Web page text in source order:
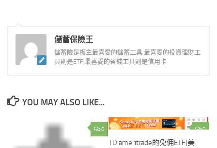
儲蓄保險王
儲蓄險是板主最喜愛的儲蓄工具,最喜愛的投資理財工
具則是ETF,最喜愛的省錢工具則是信用卡
YOU MAY ALSO LIKE...
0 0
TD ameritrade的免佣ETF(美